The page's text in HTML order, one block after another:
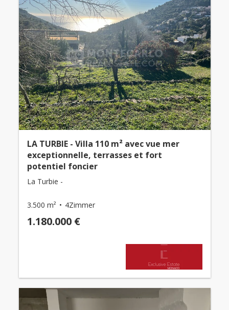
LA TURBIE - Villa 110 m² avec vue mer
exceptionnelle, terrasses et fort
potentiel foncier
La Turbie -
3.500 m² 4Zimmer
1.180.000 €